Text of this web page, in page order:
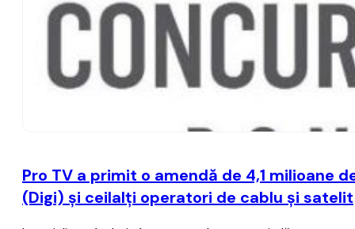
Pro TV a primit o amendă de 4,1 milioane
(Digi) şi ceilalţi operatori de cablu şi satelit